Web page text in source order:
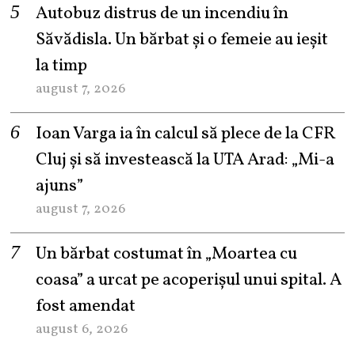
Autobuz distrus de un incendiu în
Săvădisla. Un bărbat și o femeie au ieșit
la timp
august 7, 2026
Ioan Varga ia în calcul să plece de la CFR
Cluj și să investească la UTA Arad: „Mi-a
ajuns”
august 7, 2026
Un bărbat costumat în „Moartea cu
coasa” a urcat pe acoperișul unui spital. A
fost amendat
august 6, 2026